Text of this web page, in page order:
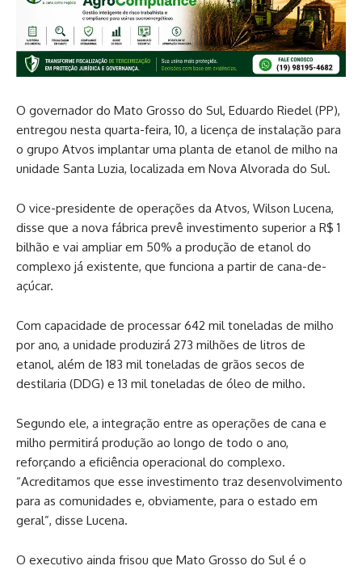
O governador do Mato Grosso do Sul, Eduardo Riedel (PP),
entregou nesta quarta-feira, 10, a licença de instalação para
o grupo Atvos implantar uma planta de etanol de milho na
unidade Santa Luzia, localizada em Nova Alvorada do Sul.
O vice-presidente de operações da Atvos, Wilson Lucena,
disse que a nova fábrica prevê investimento superior a R$ 1
bilhão e vai ampliar em 50% a produção de etanol do
complexo já existente, que funciona a partir de cana-de-
açúcar.
Com capacidade de processar 642 mil toneladas de milho
por ano, a unidade produzirá 273 milhões de litros de
etanol, além de 183 mil toneladas de grãos secos de
destilaria (DDG) e 13 mil toneladas de óleo de milho.
Segundo ele, a integração entre as operações de cana e
milho permitirá produção ao longo de todo o ano,
reforçando a eficiência operacional do complexo.
“Acreditamos que esse investimento traz desenvolvimento
para as comunidades e, obviamente, para o estado em
geral”, disse Lucena.
O executivo ainda frisou que Mato Grosso do Sul é o